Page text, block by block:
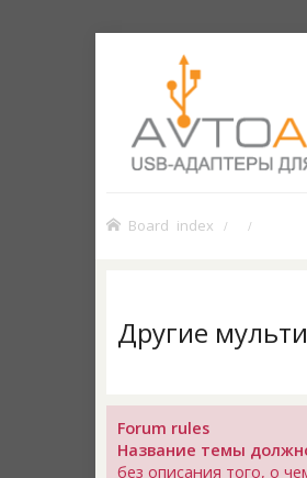
Board index
Другие
Forum rules
Название темы
без описания того, о